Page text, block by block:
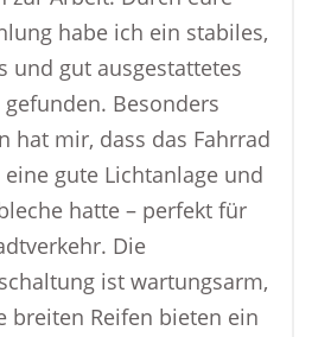
habe ich ein stabiles,
und gut ausgestattetes
Besonders
hat mir, dass das Fahrrad
gute Lichtanlage und
hatte – perfekt für
Die
ist wartungsarm,
breiten Reifen bieten ein